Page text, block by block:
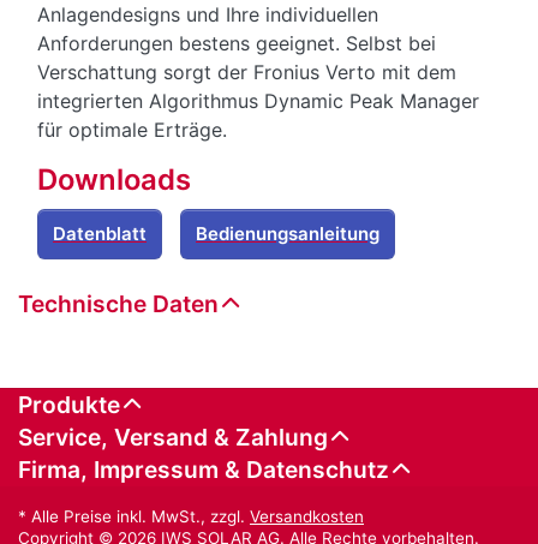
Anlagendesigns und Ihre individuellen
Anforderungen bestens geeignet. Selbst bei
Verschattung sorgt der Fronius Verto mit dem
integrierten Algorithmus Dynamic Peak Manager
für optimale Erträge.
Downloads
Datenblatt Bedienungsanleitung
Technische Daten
Produkte
Service, Versand & Zahlung
Firma, Impressum & Datenschutz
* Alle Preise inkl. MwSt., zzgl. Versandkosten
Copyright © 2026 IWS SOLAR AG. Alle Rechte vorbehalten.